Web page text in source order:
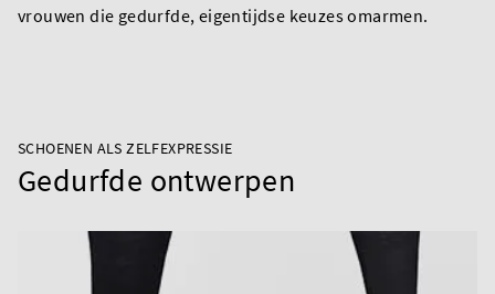
vrouwen die gedurfde, eigentijdse keuzes omarmen.
SCHOENEN ALS ZELFEXPRESSIE
Gedurfde ontwerpen